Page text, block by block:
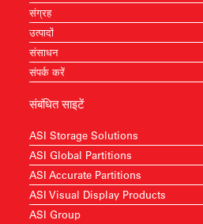
संग्रह
उत्पादों
संसाधन
संपर्क करें
संबंधित साइटें
ASI Storage Solutions
ASI Global Partitions
ASI Accurate Partitions
ASI Visual Display Products
ASI Group